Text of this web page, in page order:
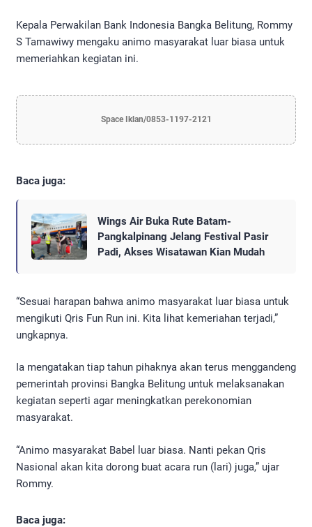
Kepala Perwakilan Bank Indonesia Bangka Belitung, Rommy
S Tamawiwy mengaku animo masyarakat luar biasa untuk
memeriahkan kegiatan ini.
Space Iklan/0853-1197-2121
Baca juga:
Wings Air Buka Rute Batam-
Pangkalpinang Jelang Festival Pasir
Padi, Akses Wisatawan Kian Mudah
“Sesuai harapan bahwa animo masyarakat luar biasa untuk
mengikuti Qris Fun Run ini. Kita lihat kemeriahan terjadi,”
ungkapnya.
Ia mengatakan tiap tahun pihaknya akan terus menggandeng
pemerintah provinsi Bangka Belitung untuk melaksanakan
kegiatan seperti agar meningkatkan perekonomian
masyarakat.
“Animo masyarakat Babel luar biasa. Nanti pekan Qris
Nasional akan kita dorong buat acara run (lari) juga,” ujar
Rommy.
Baca juga: